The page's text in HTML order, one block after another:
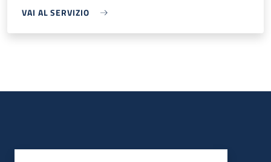
VAI AL SERVIZIO